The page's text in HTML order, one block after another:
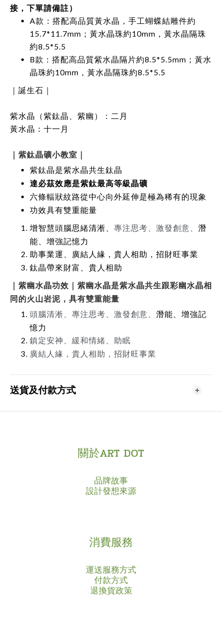
接，下單請備註）
A款：搭配高品質黃水晶，手工蝴蝶結雕件約
15.7*11.7mm；黃水晶珠約10mm，黃水晶隔珠
約8.5*5.5
B款：搭配高品質紫水晶隔片約8.5*5.5mm；黃水
晶珠約10mm，黃水晶隔珠約8.5*5.5
｜誕生石｜
紫水晶（紫鈦晶、紫幽）：二月
黃水晶：十一月
｜紫鈦晶礦小教室｜
紫鈦晶是紫水晶共生鈦晶
達必茲效應是紫鈦最高等級晶礦
六條輻狀紋路從中心向外延伸是極為稀有的現象
功效具有雙重能量
增智慧頭腦思緒清淅、 專注思考、激發創意、 潛
能、增強記憶力
助事業運、
廣結人緣，貴人相助，招財旺事業
鈦晶帶來財富、貴人相助
紫幽水晶功效
紫幽水晶是紫水晶共生跟彩幽水晶相
同的火山岩泥，具有雙重能量
頭腦清淅、專注思考、激發創意、 潛能、增強記
憶力
鎮定安神、緩和情緒、助眠
廣結人緣，貴人相助，招財旺事業
送貨及付款方式
關於ART DOT
品牌故事
設計發想來源
消費服務
運送服務方式
付款方式
退換貨政策